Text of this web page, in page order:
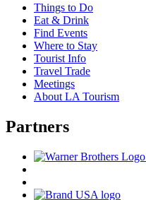
Things to Do
Eat & Drink
Find Events
Where to Stay
Tourist Info
Travel Trade
Meetings
About LA Tourism
Partners